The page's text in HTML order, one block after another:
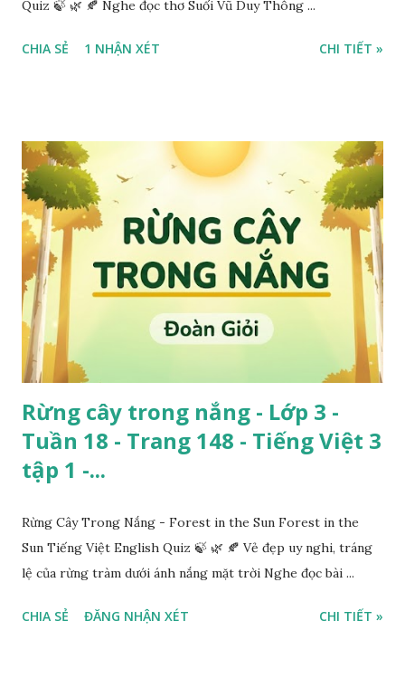
Quiz 🍃 🌿 🍂 Nghe đọc thơ Suối Vũ Duy Thông ...
CHIA SẺ 1 NHẬN XÉT CHI TIẾT »
Rừng cây trong nắng - Lớp 3 -
Tuần 18 - Trang 148 - Tiếng Việt 3
tập 1 -...
Rừng Cây Trong Nắng - Forest in the Sun Forest in the
Sun Tiếng Việt English Quiz 🍃 🌿 🍂 Vẻ đẹp uy nghi, tráng
lệ của rừng tràm dưới ánh nắng mặt trời Nghe đọc bài ...
CHIA SẺ ĐĂNG NHẬN XÉT CHI TIẾT »